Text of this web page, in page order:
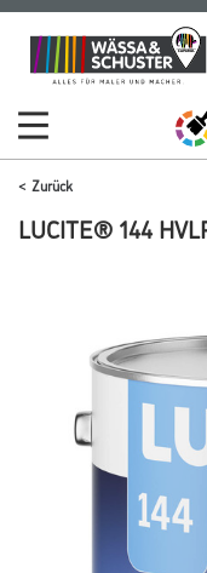
Zum
Inhalt
Zum
Navigationsmenü
Zurück
LUCITE® 144